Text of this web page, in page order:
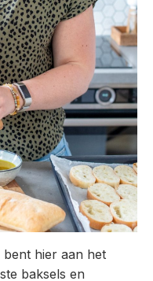
bent hier aan het
baksels en